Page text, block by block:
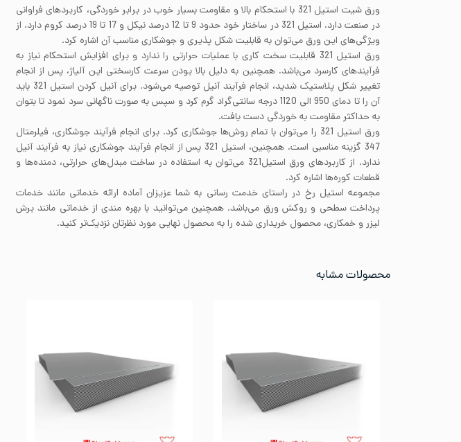
ورق شیت استیل 321 با استحکام بالا و مقاومت بسیار خوب در برابر خوردگی، کاربردهای فراوانی
در صنعت دارد. استیل 321 در ساختار خود حدود 9 تا 12 درصد نیکل و 17 تا 19 درصد کروم دارد. از
ویژگی‌های این ورق می‌توان به قابلیت شکل پذیری و جوشکاری مناسب آن اشاره کرد.
ورق استیل 321 قابلیت سخت کاری با عملیات حرارتی را ندارد و برای افزایش استحکام نیاز به
فرآیندهای کارسرد می‌باشد. همچنین به دلیل بالا بودن سرعت کارسختی این آلیاژ، پس از انجام
تغییر شکل پلاستیک شدید، انجام فرآیند آنیل توصیه می‌شود. برای آنیل کردن استیل 321 باید
آن را تا دمای 950 الی 1120 درجه سانتی‌گراد گرم کرد و سپس به صورت ناگهانی سرد نمود تا بتوان
به حداکثر مقاومت به خوردگی دست یافت.
ورق استیل 321 را می‌توان با تمام روش‌ها جوشکاری کرد. برای انجام فرآیند جوشکاری، فیلرمتال
347 گزینه مناسبی است. همچنین، استیل 321 پس از انجام فرآیند جوشکاری نیاز به فرآیند آنیل
ندارد. از کاربردهای ورق استیل321 می‌توان به استفاده در ساخت مبدل‌های حرارتی، دمنده‌ها و
قطعات کوره‌ها اشاره کرد.
مجموعه استیل رخ در راستای خدمت رسانی به شما عزیزان آماده ارائه خدماتی مانند خدمات
پرداخت سطحی و روکش ورق می‌باشد. همچنین می‌توانید با بهره مندی از خدماتی مانند برش
لیزر و خمکاری، محصول خریداری شده را به محصول نهایی مورد نظرتان نزدیک‌تر کنید.
محصولات مشابه